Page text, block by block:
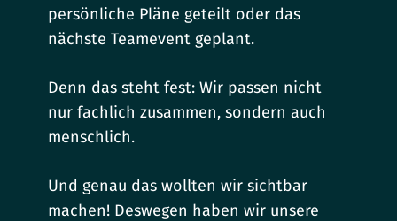
persönliche Pläne geteilt oder das
nächste Teamevent geplant.
Denn das steht fest: Wir passen nicht
nur fachlich zusammen, sondern auch
menschlich.
Und genau das wollten wir sichtbar
machen! Deswegen haben wir unsere